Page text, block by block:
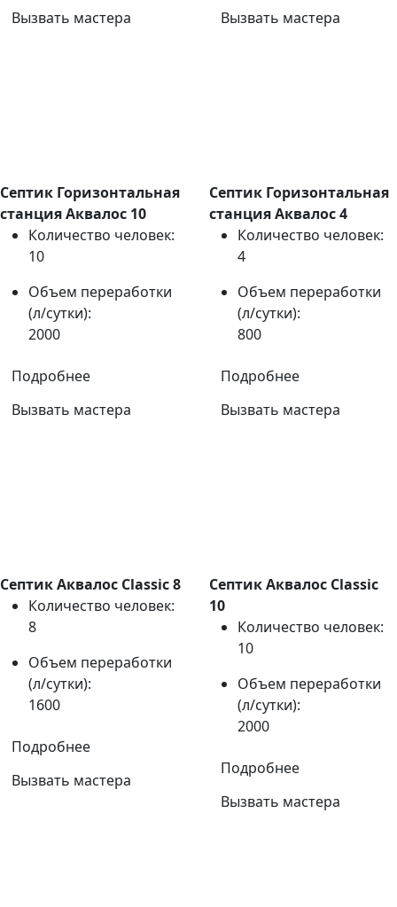
Вызвать мастера Вызвать мастера
Септик Горизонтальная
станция Аквалос 10
Количество человек:
10
Объем переработки
(л/сутки):
2000
Подробнее
Вызвать мастера
Септик Горизонтальная
станция Аквалос 4
Количество человек:
4
Объем переработки
(л/сутки):
800
Подробнее
Вызвать мастера
Септик Аквалос Classic 8
Количество человек:
8
Объем переработки
(л/сутки):
1600
Подробнее
Вызвать мастера
Септик Аквалос Classic
10
Количество человек:
10
Объем переработки
(л/сутки):
2000
Подробнее
Вызвать мастера